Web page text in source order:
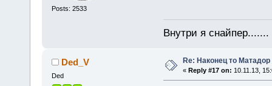
Posts: 2533
Внутри я
Ded_V
Ded
Re: Наконец то
« Reply #17 on: 10.11.13,